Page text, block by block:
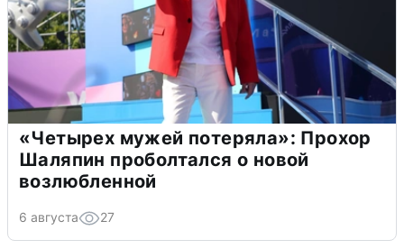
«Четырех мужей потеряла»: Прохор
Шаляпин проболтался о новой
возлюбленной
6 августа 27